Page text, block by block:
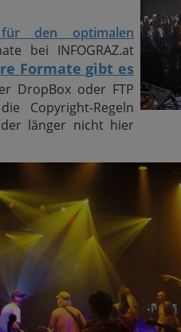
den optimalen
bei INFOGRAZ.at
Formate gibt es
DropBox oder FTP
Copyright-Regeln
länger nicht hier